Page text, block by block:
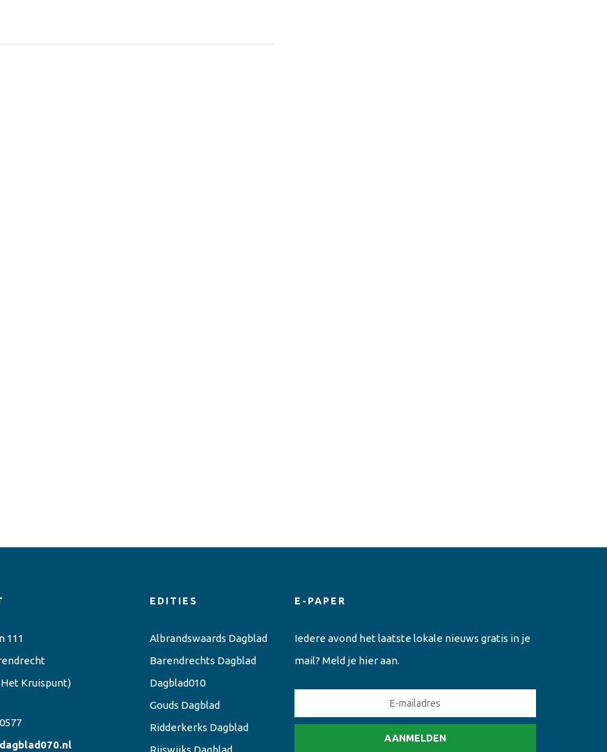
111
Kruispunt)
EDITIES
Albrandswaards Dagblad
Barendrechts Dagblad
Dagblad010
Gouds Dagblad
Ridderkerks Dagblad
E-PAPER
Iedere avond het laatste lokale nieuws gratis in je
mail? Meld je hier aan.